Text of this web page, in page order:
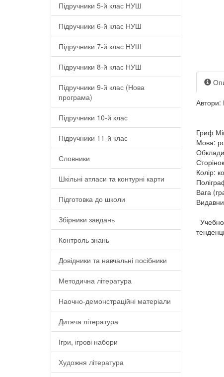
Підручники 5-й клас НУШ
Підручники 6-й клас НУШ
Підручники 7-й клас НУШ
Підручники 8-й клас НУШ
Підручники 9-й клас (Нова
програма)
Підручники 10-й клас
Підручники 11-й клас
Словники
Шкільні атласи та контурні карти
Підготовка до школи
Збірники завдань
Контроль знань
Довідники та навчальні посібники
Методична література
Наочно-демонстраційні матеріали
Дитяча література
Ігри, ігрові набори
Художня література
Гриф
Мова:
Колір:
Вага